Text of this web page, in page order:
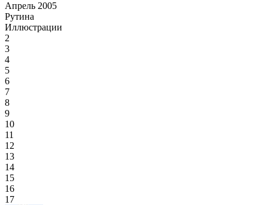
Апрель 2005
Рутина
Иллюстрации
2
3
4
5
6
7
8
9
10
11
12
13
14
15
16
17